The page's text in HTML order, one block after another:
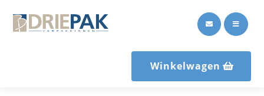
 
Winkelwagen